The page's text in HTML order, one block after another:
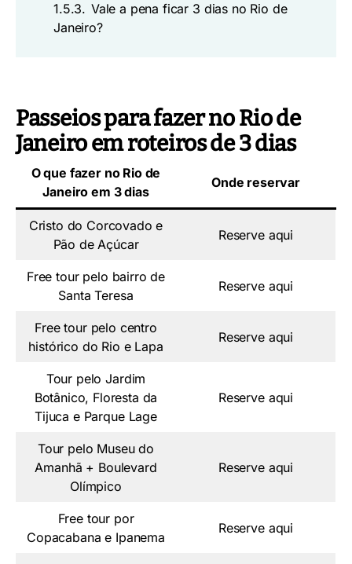
1.5.3. Vale a pena ficar 3 dias no Rio de
Janeiro?
Passeios para fazer no Rio de
Janeiro em roteiros de 3 dias
O que fazer no Rio de
Janeiro em 3 dias
Onde reservar
Cristo do Corcovado e
Pão de Açúcar
Reserve aqui
Free tour pelo bairro de
Santa Teresa
Reserve aqui
Free tour pelo centro
histórico do Rio e Lapa
Reserve aqui
Tour pelo Jardim
Botânico, Floresta da
Tijuca e Parque Lage
Reserve aqui
Tour pelo Museu do
Amanhã + Boulevard
Olímpico
Reserve aqui
Free tour por
Copacabana e Ipanema
Reserve aqui